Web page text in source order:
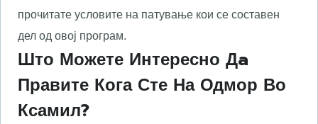
прочитате условите на патување кои се составен
дел од овој програм.
Што Можете Интересно Дa
Правите Кога Сте На Одмор Во
Ксамил?